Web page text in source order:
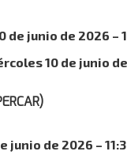
junio de 2026 –
10 de junio
junio de 2026 –